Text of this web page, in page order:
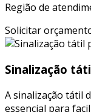
Região de
Solicitar
Sinalização
A sinalização tátil
essencial para